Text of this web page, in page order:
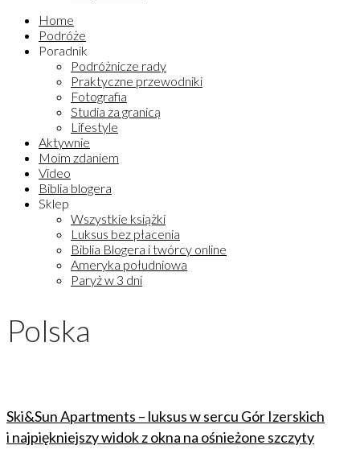
Home
Podróże
Poradnik
Podróżnicze rady
Praktyczne przewodniki
Fotografia
Studia za granicą
Lifestyle
Aktywnie
Moim zdaniem
Video
Biblia blogera
Sklep
Wszystkie książki
Luksus bez płacenia
Biblia Blogera i twórcy online
Ameryka południowa
Paryż w 3 dni
Polska
Ski&Sun Apartments – luksus w sercu Gór Izerskich
i najpiękniejszy widok z okna na ośnieżone szczyty